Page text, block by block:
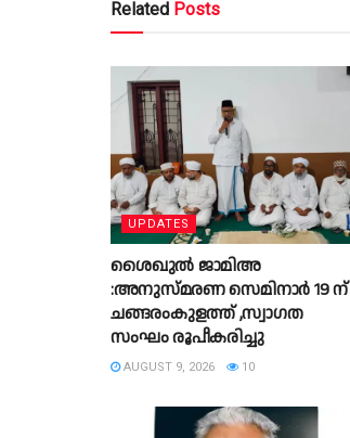
Related Posts
UPDATES
ശൈഖുൽ ജാമിഅ
:അനുസ്മരണ സെമിനാർ 19 ന്
ചങ്ങരംകുളത്ത് ,സ്വാഗത
സംഘം രൂപീകരിച്ചു
AUGUST 9, 2026 10